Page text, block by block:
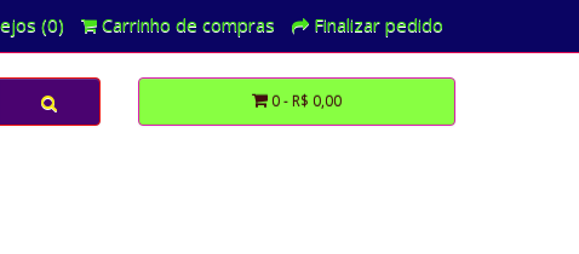
(0) Carrinho de compras Finalizar pedido
0 - R$ 0,00